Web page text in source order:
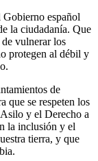
español
la ciudadanía. Que
vulnerar los
protegen al débil y
de
que se respeten los
y el Derecho a
la inclusión y el
tierra, y que